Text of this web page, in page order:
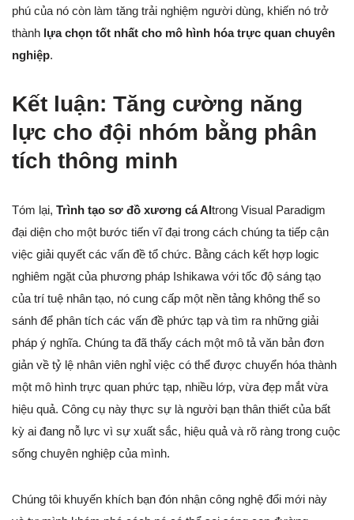
phú của nó còn làm tăng trải nghiệm người dùng, khiến nó trở
thành lựa chọn tốt nhất cho mô hình hóa trực quan chuyên
nghiệp.
Kết luận: Tăng cường năng
lực cho đội nhóm bằng phân
tích thông minh
Tóm lại, Trình tạo sơ đồ xương cá AItrong Visual Paradigm
đại diện cho một bước tiến vĩ đại trong cách chúng ta tiếp cận
việc giải quyết các vấn đề tổ chức. Bằng cách kết hợp logic
nghiêm ngặt của phương pháp Ishikawa với tốc độ sáng tạo
của trí tuệ nhân tạo, nó cung cấp một nền tảng không thể so
sánh để phân tích các vấn đề phức tạp và tìm ra những giải
pháp ý nghĩa. Chúng ta đã thấy cách một mô tả văn bản đơn
giản về tỷ lệ nhân viên nghỉ việc có thể được chuyển hóa thành
một mô hình trực quan phức tạp, nhiều lớp, vừa đẹp mắt vừa
hiệu quả. Công cụ này thực sự là người bạn thân thiết của bất
kỳ ai đang nỗ lực vì sự xuất sắc, hiệu quả và rõ ràng trong cuộc
sống chuyên nghiệp của mình.
Chúng tôi khuyến khích bạn đón nhận công nghệ đổi mới này